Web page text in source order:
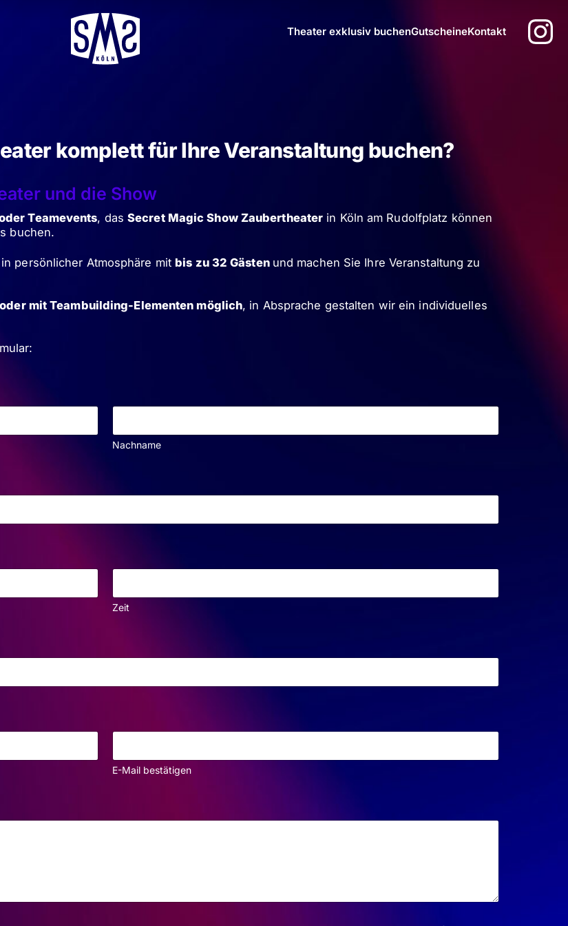
Theater exklusiv buchenGutscheineKontakt
komplett für Ihre Veranstaltung buchen?
und die Show
Teamevents, dasSecret Magic Show Zaubertheater in Köln am Rudolfplatz können
buchen.
persönlicher Atmosphäre mit bis zu 32 Gästen und machen Sie Ihre Veranstaltung zu
mit Teambuilding-Elementen möglich, in Absprache gestalten wir ein individuelles
Nachname
Zeit
E-Mail bestätigen